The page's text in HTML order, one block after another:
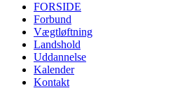
FORSIDE
Forbund
Vægtløftning
Landshold
Uddannelse
Kalender
Kontakt